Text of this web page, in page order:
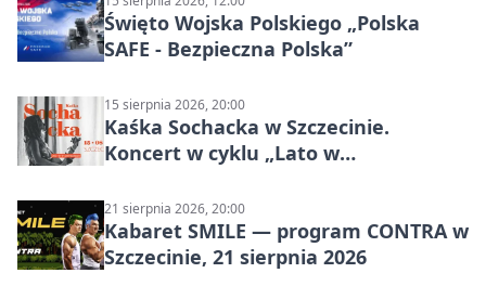
Święto Wojska Polskiego „Polska
SAFE - Bezpieczna Polska”
15 sierpnia 2026, 20:00
Kaśka Sochacka w Szczecinie.
Koncert w cyklu „Lato w
21 sierpnia 2026, 20:00
Kabaret SMILE — program CONTRA w
Szczecinie, 21 sierpnia 2026